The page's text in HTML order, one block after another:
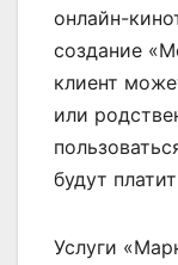
онлайн-
создание
клиент
или
будут
Услуги